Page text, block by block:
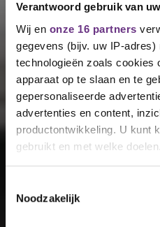
Verantwoord gebruik van
Wij en onze 16 partners
gegevens (bijv. uw IP-adres)
technologieën zoals cookies
apparaat op te slaan en te
gepersonaliseerde
advertenties en content,
productontwikkeling. U kunt
gebruikt en met welke doelen.
Informatie
Noodzakelijk